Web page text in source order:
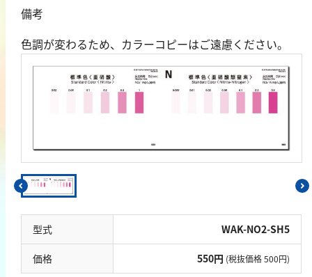
備考
色調が変わるため、カラーコピーはご遠慮ください。
型式 WAK-NO2-SH5
価格 550円 (税抜価格 500円)
アルミニウム
カドミウム
金
銅
ニッケル
マンガン
モリブデン
金属総量